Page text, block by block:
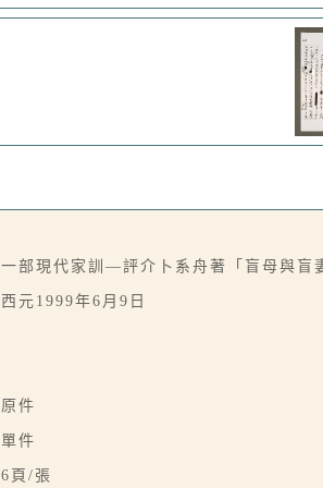
一部現代家訓—評介卜系舟著「盲母與盲
西元1999年6月9日
原件
單件
6頁/張